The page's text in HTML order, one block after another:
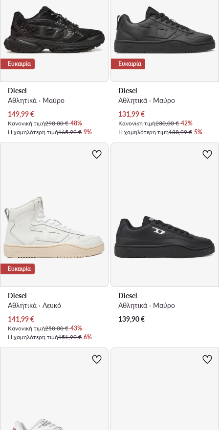
Ευκαιρία
Diesel
Αθλητικά · Μαύρο
Τρέχουσα τιμή
149,99€
Κανονική τιμή290,00 €-48%
Η χαμηλότερη τιμή165,99 €-9%
Ευκαιρία
Diesel
Αθλητικά · Μαύρο
Τρέχουσα τιμή
131,99€
Κανονική τιμή230,00 €-42%
Η χαμηλότερη τιμή138,99 €-5%
Ευκαιρία
Diesel
Αθλητικά · Λευκό
Τρέχουσα τιμή
141,99€
Κανονική τιμή250,00 €-43%
Η χαμηλότερη τιμή151,99 €-6%
Diesel
Αθλητικά · Μαύρο
139,90€